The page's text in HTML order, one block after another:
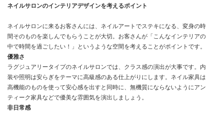
ネイルサロンのインテリアデザインを考えるポイント
ネイルサロンに来るお客さんには、ネイルアートでステキになる、変身の時
間そのものを楽しんでもらうことが大切。お客さんが「こんなインテリアの
中で時間を過ごしたい！」というような空間を考えることがポイントです。
優雅さ
ラグジュアリータイプのネイルサロンでは、クラス感の演出が大事です。内
装や照明は安らぎをテーマに高級感のある仕上がりにします。ネイル家具は
高機能のものを使って安心感を出すと同時に、無機質にならないようにアン
ティーク家具などで優美な雰囲気を演出しましょう。
非日常感